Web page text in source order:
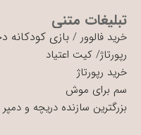
تبلیغات متنی
خرید فالوور / بازی کودکانه
رپورتاژ/ کیت اعتیاد
خرید رپورتاژ
سم برای موش
بزرگترین سازنده دریچه و دمپر